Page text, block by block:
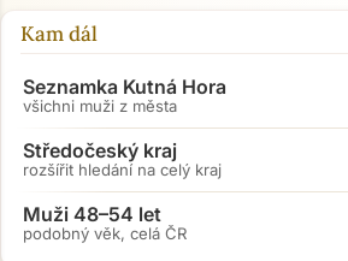
Kam dál
Seznamka Kutná Hora
všichni muži z města
Středočeský kraj
rozšířit hledání na celý kraj
Muži 48–54 let
podobný věk, celá ČR